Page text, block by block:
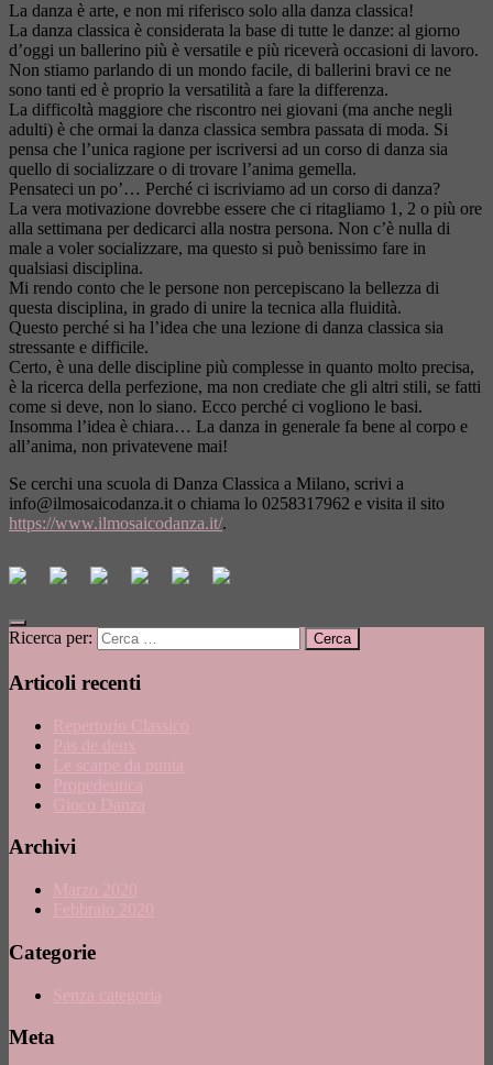
La danza è arte, e non mi riferisco solo alla danza classica!
La danza classica è considerata la base di tutte le danze: al giorno
d’oggi un ballerino più è versatile e più riceverà occasioni di lavoro.
Non stiamo parlando di un mondo facile, di ballerini bravi ce ne
sono tanti ed è proprio la versatilità a fare la differenza.
La difficoltà maggiore che riscontro nei giovani (ma anche negli
adulti) è che ormai la danza classica sembra passata di moda. Si
pensa che l’unica ragione per iscriversi ad un corso di danza sia
quello di socializzare o di trovare l’anima gemella.
Pensateci un po’… Perché ci iscriviamo ad un corso di danza?
La vera motivazione dovrebbe essere che ci ritagliamo 1, 2 o più ore
alla settimana per dedicarci alla nostra persona. Non c’è nulla di
male a voler socializzare, ma questo si può benissimo fare in
qualsiasi disciplina.
Mi rendo conto che le persone non percepiscano la bellezza di
questa disciplina, in grado di unire la tecnica alla fluidità.
Questo perché si ha l’idea che una lezione di danza classica sia
stressante e difficile.
Certo, è una delle discipline più complesse in quanto molto precisa,
è la ricerca della perfezione, ma non crediate che gli altri stili, se fatti
come si deve, non lo siano. Ecco perché ci vogliono le basi.
Insomma l’idea è chiara… La danza in generale fa bene al corpo e
all’anima, non privatevene mai!
Se cerchi una scuola di Danza Classica a Milano, scrivi a
info@ilmosaicodanza.it o chiama lo 0258317962 e visita il sito
https://www.ilmosaicodanza.it/.
Ricerca per:
Articoli recenti
Repertorio Classico
Pas de deux
Le scarpe da punta
Propedeutica
Gioco Danza
Archivi
Marzo 2020
Febbraio 2020
Categorie
Senza categoria
Meta